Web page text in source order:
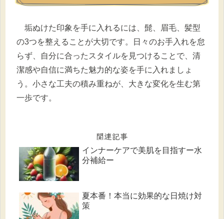
垢ぬけた印象を手に入れるには、髭、眉毛、髪型
の3つを整えることが大切です。日々のお手入れを怠
らず、自分に合ったスタイルを見つけることで、清
潔感や自信に満ちた魅力的な姿を手に入れましょ
う。小さな工夫の積み重ねが、大きな変化を生む第
一歩です。
関連記事
インナーケアで美肌を目指すー水
分補給ー
夏本番！本当に効果的な日焼け対
策